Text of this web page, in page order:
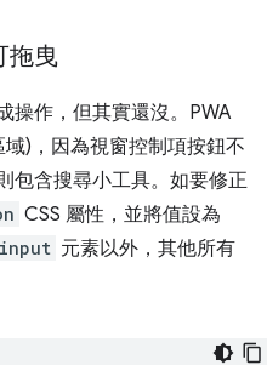
拖曳
操作，但其實還沒。PWA
)，因為視窗控制項按鈕不
包含搜尋小工具。如要修正
CSS 屬性，並將值設為
input 元素以外，其他所有